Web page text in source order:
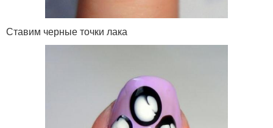
Ставим черные точки лака